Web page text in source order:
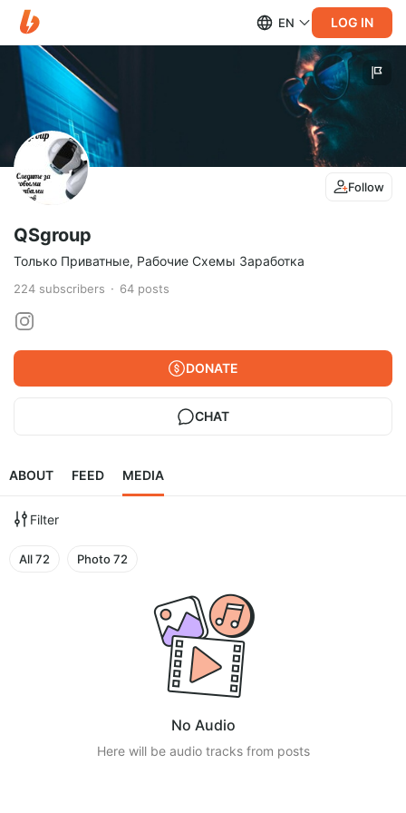
EN LOG IN
Follow
QSgroup
Только Приватные, Рабочие Схемы Заработка
224 subscribers 64 posts
DONATE
CHAT
ABOUT FEED MEDIA
Filter
All72 Photo72
No Audio
Here will be audio tracks from posts